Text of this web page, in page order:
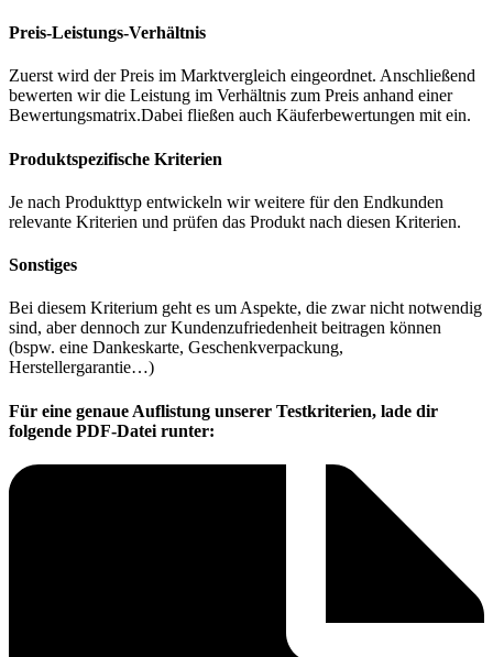
Preis-Leistungs-Verhältnis
Zuerst wird der Preis im Marktvergleich eingeordnet. Anschließend
bewerten wir die Leistung im Verhältnis zum Preis anhand einer
Bewertungsmatrix.Dabei fließen auch Käuferbewertungen mit ein.
Produktspezifische Kriterien
Je nach Produkttyp entwickeln wir weitere für den Endkunden
relevante Kriterien und prüfen das Produkt nach diesen Kriterien.
Sonstiges
Bei diesem Kriterium geht es um Aspekte, die zwar nicht notwendig
sind, aber dennoch zur Kundenzufriedenheit beitragen können
(bspw. eine Dankeskarte, Geschenkverpackung,
Herstellergarantie…)
Für eine genaue Auflistung unserer Testkriterien, lade dir
folgende PDF-Datei runter: